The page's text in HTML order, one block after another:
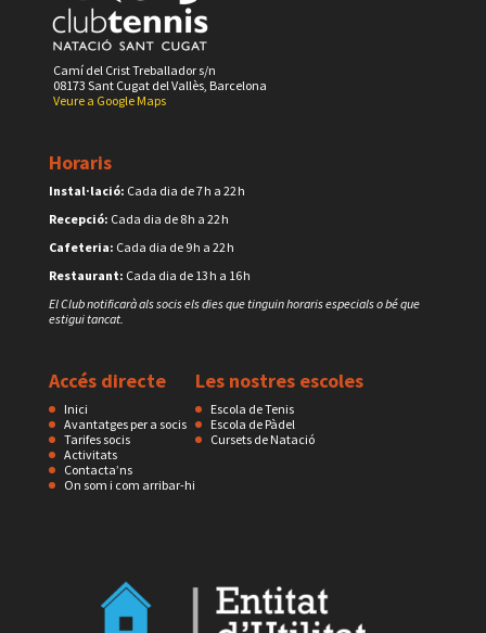
Camí del Crist Treballador s/n
08173 Sant Cugat del Vallès, Barcelona
Veure a Google Maps
Horaris
Instal·lació: Cada dia de 7 h a 22 h
Recepció: Cada dia de 8 h a 22 h
Cafeteria: Cada dia de 9 h a 22 h
Restaurant: Cada dia de 13 h a 16 h
El Club notificarà als socis els dies que tinguin horaris especials o bé que
estigui tancat.
Accés directe
Inici
Avantatges per a socis
Tarifes socis
Activitats
Contacta’ns
On som i com arribar-hi
Les nostres escoles
Escola de Tenis
Escola de Pàdel
Cursets de Natació